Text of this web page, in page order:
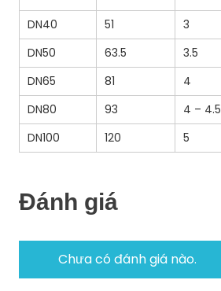
DN40
51 3
DN50
63.5 3.5
DN65
81 4
DN80
93 4 – 4.5
DN100
120 5
Đánh giá
Chưa có đánh giá nào.